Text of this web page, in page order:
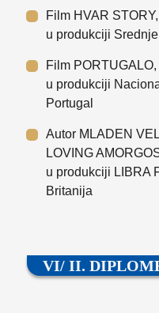
Film HVAR STORY,
u produkciji
Film PORTUGALO,
u produkciji
Portugal
Autor MLADEN
LOVING
u produkciji LIBRA
Britanija
VI/ II.